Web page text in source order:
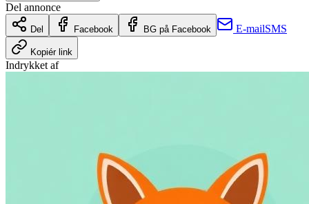
Del annonce
Del Facebook BG på Facebook E-mailSMS
Kopiér link
Indrykket af